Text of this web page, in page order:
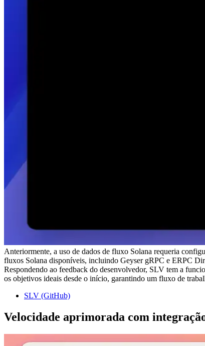
Anteriormente, a uso de dados de fluxo Solana requeria
fluxos Solana disponíveis, incluindo Geyser gRPC e ERPC
Respondendo ao feedback do desenvolvedor, SLV tem a
os objetivos ideais desde o início, garantindo um fluxo de
SLV (GitHub)
Velocidade aprimorada com